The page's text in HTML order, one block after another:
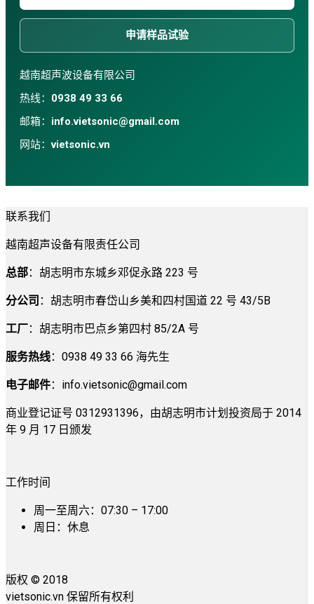
申请样品试验
越南超声波设备有限公司
热线： 0938 49 33 66
邮箱： info.vietsonic@gmail.com
网站：vietsonic.vn
联系我们
越南超声设备有限责任公司
总部：胡志明市东城乡邓促永路 223 号
分公司 ：胡志明市春岱山乡美和四村国道 22 号 43/5B
工厂：胡志明市巴点乡第四村 85/2A 号
服务热线：0938 49 33 66 海先生
电子邮件： info.vietsonic@gmail.com
商业登记证号 0312931396，由胡志明市计划投资局于 2014
年 9 月 17 日颁发
工作时间
周一至周六：07:30 – 17:00
周日：休息
版权 © 2018
vietsonic.vn 保留所有权利